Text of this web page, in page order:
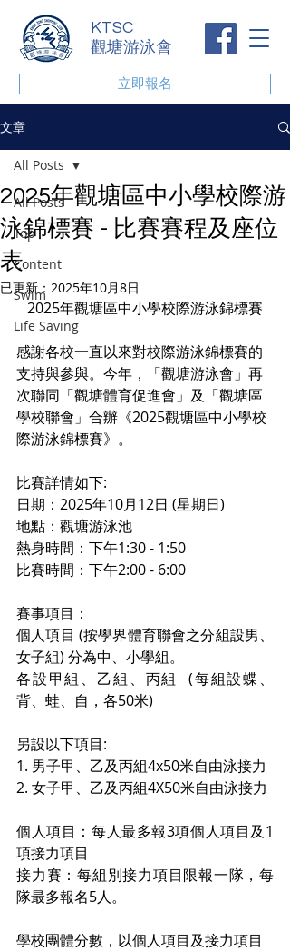
KTSC
觀塘游泳會
立即報名
文章
All Posts
Top
Content
Swim
Life Saving
All Posts
2025年觀塘區中小學校際游
泳錦標賽 - 比賽賽程及座位
表
已更新： 2025年10月8日
2025年觀塘區中小學校際游泳錦標賽
感謝各校一直以來對校際游泳錦標賽的
支持與參與。今年，「觀塘游泳會」再
次聯同「觀塘體育促進會」及「觀塘區
學校聯會」合辦《2025觀塘區中小學校
際游泳錦標賽》。
比賽詳情如下:
日期：2025年10月12日 (星期日)
地點：觀塘游泳池
熱身時間：下午1:30 - 1:50
比賽時間：下午2:00 - 6:00
賽事項目：
個人項目 (按學界體育聯會之分組設男、
女子組) 分為中、小學組。
各設甲組、乙組、丙組  (每組設蝶、
背、蛙、自，各50米)
另設以下項目:
1.⁠ ⁠男子甲、乙及丙組4x50米自由泳接力
2.⁠ ⁠女子甲、乙及丙組4X50米自由泳接力
個人項目：每人最多報3項個人項目及1
項接力項目
接力賽：每組別接力項目限報一隊，每
隊最多報名5人。
學校團體分數，以個人項目及接力項目